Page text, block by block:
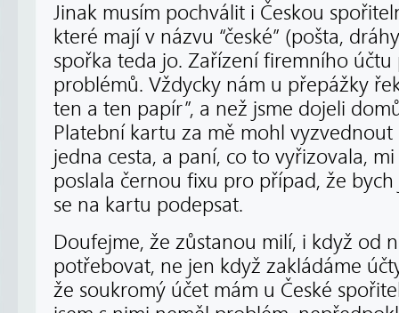
Jinak musím pochválit i Českou
které mají v názvu “české” (pošta,
spořka teda jo. Zařízení firemního
problémů. Vždycky nám u přepážky
ten a ten papír”, a než jsme dojeli
Platební kartu za mě mohl vyzvednout
jedna cesta, a paní, co to vyřizovala,
poslala černou fixu pro případ, že
se na kartu podepsat.
Doufejme, že zůstanou milí, i když od
potřebovat, ne jen když zakládáme
že soukromý účet mám u České